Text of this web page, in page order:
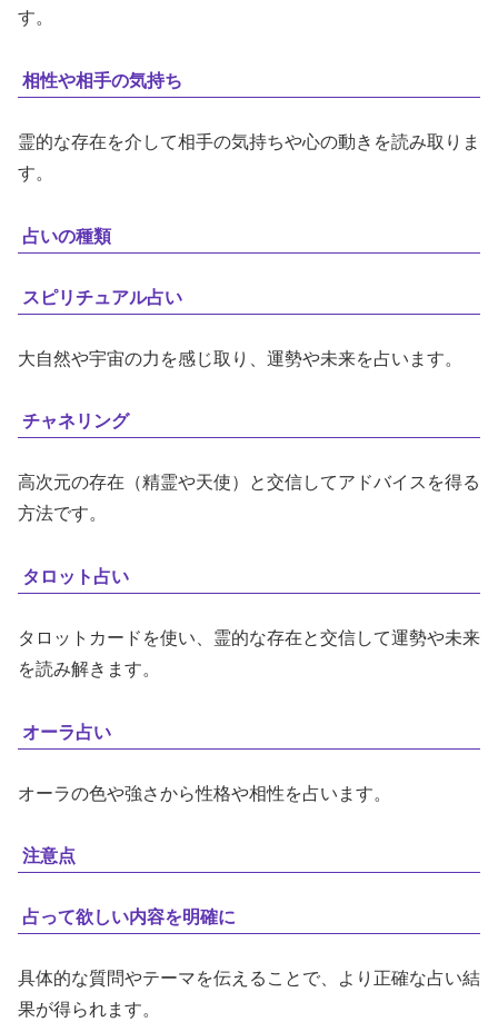
す。
相性や相手の気持ち
霊的な存在を介して相手の気持ちや心の動きを読み取りま
す。
占いの種類
スピリチュアル占い
大自然や宇宙の力を感じ取り、運勢や未来を占います。
チャネリング
高次元の存在（精霊や天使）と交信してアドバイスを得る
方法です。
タロット占い
タロットカードを使い、霊的な存在と交信して運勢や未来
を読み解きます。
オーラ占い
オーラの色や強さから性格や相性を占います。
注意点
占って欲しい内容を明確に
具体的な質問やテーマを伝えることで、より正確な占い結
果が得られます。